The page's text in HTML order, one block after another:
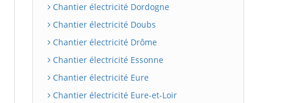
Chantier électricité Dordogne
Chantier électricité Doubs
Chantier électricité Drôme
Chantier électricité Essonne
Chantier électricité Eure
Chantier électricité Eure-et-Loir